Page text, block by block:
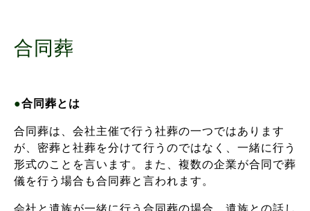
合同葬
●合同葬とは
合同葬は、会社主催で行う社葬の一つではあります
が、密葬と社葬を分けて行うのではなく、一緒に行う
形式のことを言います。また、複数の企業が合同で葬
儀を行う場合も合同葬と言われます。
会社と遺族が一緒に行う合同葬の場合、遺族との話し